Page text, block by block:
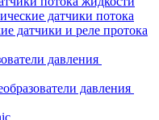
датчики потока
датчики и реле протока
давления
давления